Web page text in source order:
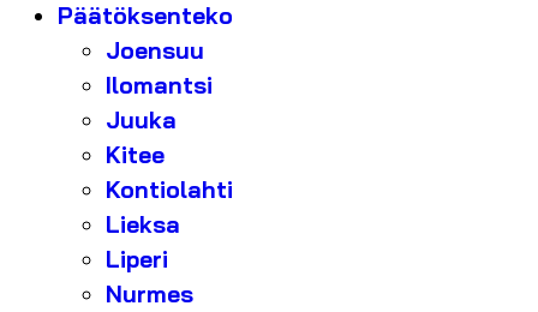
Päätöksenteko
Joensuu
Ilomantsi
Juuka
Kitee
Kontiolahti
Lieksa
Liperi
Nurmes